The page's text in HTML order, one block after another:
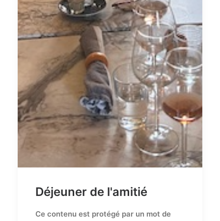
Déjeuner de l'amitié
Ce contenu est protégé par un mot de